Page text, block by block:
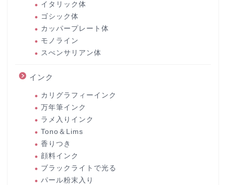
イタリック体
ゴシック体
カッパープレート体
モノライン
スぺンサリアン体
インク
カリグラフィーインク
万年筆インク
ラメ入りインク
Tono＆Lims
香りつき
顔料インク
ブラックライトで光る
パール粉末入り